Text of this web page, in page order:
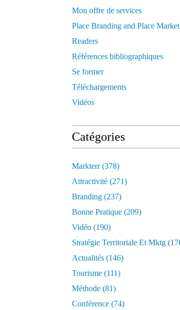
Mon offre de services
Place Branding and Place
Readers
Références bibliographiques
Se former
Téléchargements
Vidéos
Catégories
Markterr(378)
Attractivité (271)
Branding (237)
Bonne Pratique (209)
Vidéo (190)
Stratégie Territoriale Et Mktg
Actualités (146)
Tourisme (111)
Méthode (81)
Conférence (74)